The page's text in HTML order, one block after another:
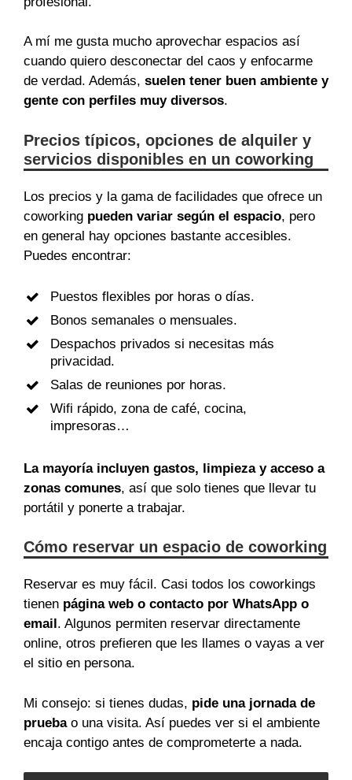
A mí me gusta mucho aprovechar espacios así
cuando quiero desconectar del caos y enfocarme
de verdad. Además, suelen tener buen ambiente y
gente con perfiles muy diversos.
Precios típicos, opciones de alquiler y
servicios disponibles en un coworking
Los precios y la gama de facilidades que ofrece un
coworking pueden variar según el espacio, pero
en general hay opciones bastante accesibles.
Puedes encontrar:
Puestos flexibles por horas o días.
Bonos semanales o mensuales.
Despachos privados si necesitas más
privacidad.
Salas de reuniones por horas.
Wifi rápido, zona de café, cocina,
impresoras…
La mayoría incluyen gastos, limpieza y acceso a
zonas comunes, así que solo tienes que llevar tu
portátil y ponerte a trabajar.
Cómo reservar un espacio de coworking
Reservar es muy fácil. Casi todos los coworkings
tienen página web o contacto por WhatsApp o
email . Algunos permiten reservar directamente
online, otros prefieren que les llames o vayas a ver
el sitio en persona.
Mi consejo: si tienes dudas, pide una jornada de
pruebao una visita. Así puedes ver si el ambiente
encaja contigo antes de comprometerte a nada.